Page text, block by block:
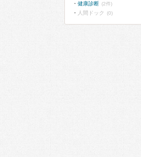
健康診断 (2件)
人間ドック (0)